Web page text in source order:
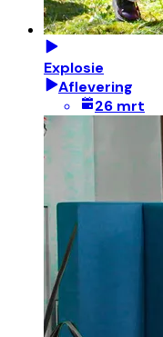
Explosie
Aflevering
26 mrt